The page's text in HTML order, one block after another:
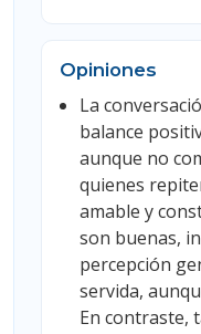
Opiniones
La
balance
aunque no
quienes
amable y
son buenas,
percepción
servida,
En contraste,